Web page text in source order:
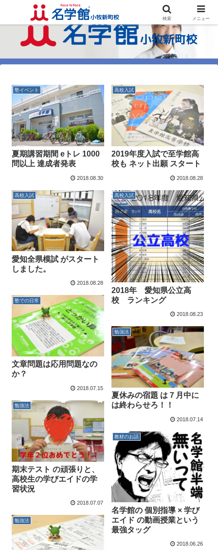
塾イベント
夏期講習期間 eトレ 1000
問以上 達成者発表
2018.08.30
高校入試
2019年度入試で至学館高
校も ネット出願 スタート
2018.08.28
高校入試
愛知全県模試 がスタート
しました。
2018.08.28
高校入試
2018年 愛知県公立高
校 ランキング
2018.08.23
塾での日常
文章問題は応用問題なの
か？
2018.07.15
勉強法
夏休みの宿題 は７月中に
は終わらせろ！！
2018.07.14
勉強法
期末テスト の頑張りと、
高校生の学びエイドの学
習状況
2018.07.07
教材のお話
名学館の 個別指導 × 学び
エイド の動画授業という
最強タッグ
2018.06.26
勉強法
検索 メニュー